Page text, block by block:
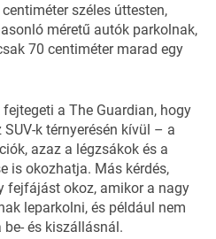
széles úttesten,
méretű autók parkolnak,
70 centiméter marad egy
a The Guardian, hogy
k térnyerésén kívül – a
azaz a légzsákok és a
is okozhatja. Más kérdés,
fejfájást okoz, amikor a nagy
leparkolni, és például nem
és kiszállásnál.